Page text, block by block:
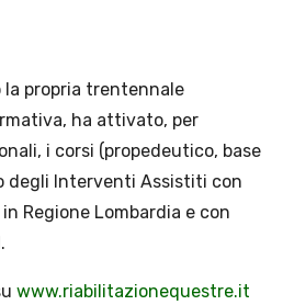
la propria trentennale
ha attivato, per
i corsi (propedeutico, base
degli Interventi Assistiti con
Regione Lombardia e con
www.riabilitazionequestre.it